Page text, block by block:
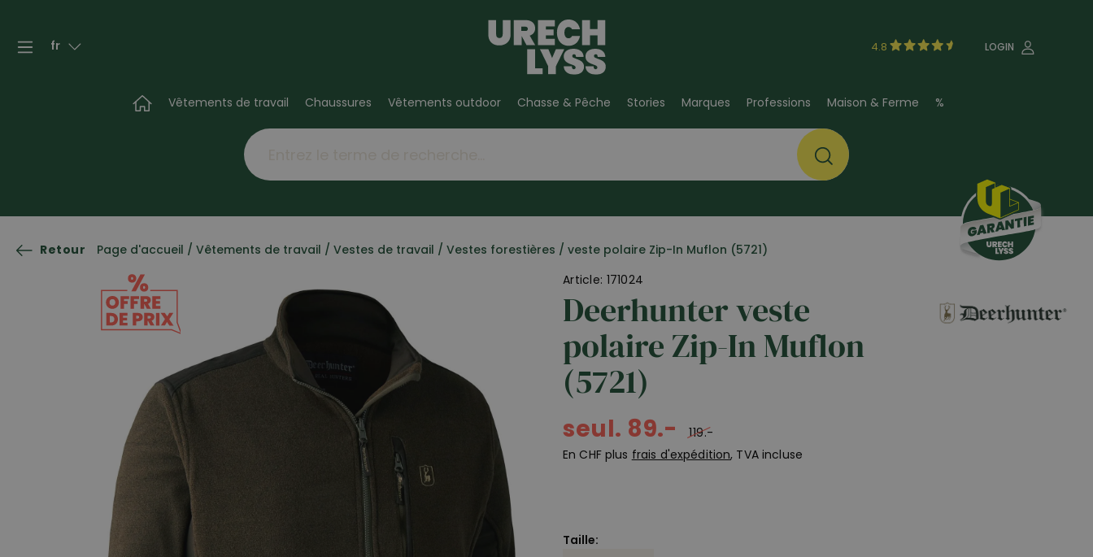
fr 4.8 LOGIN
Vêtements de travail Chaussures Vêtements outdoor Chasse & Pêche Stories Marques Professions Maison & Ferme %
Retour Page d'accueil / Vêtements de travail / Vestes de travail / Vestes forestières / veste polaire Zip-In Muflon (5721)
Article: 171024
Deerhunter veste
polaire Zip-In Muflon
(5721)
seul. 89.-
119.-
En CHF plus frais d'expédition, TVA incluse
Taille: